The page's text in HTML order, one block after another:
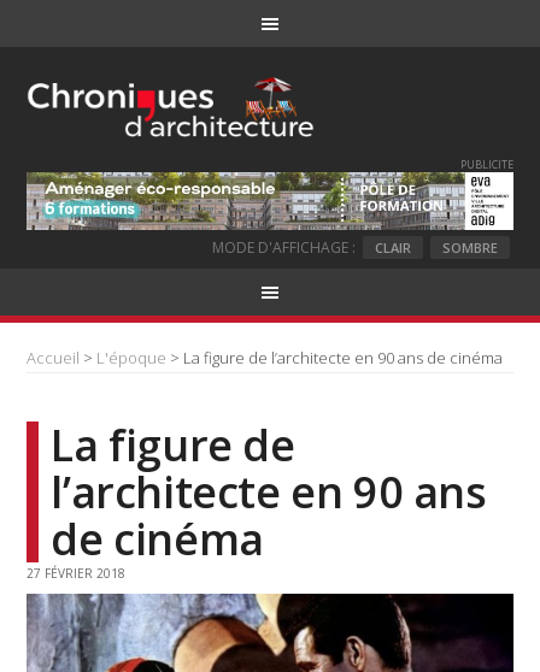
PUBLICITE
MODE D'AFFICHAGE : CLAIR SOMBRE
Accueil > L'époque > La figure de l’architecte en 90 ans de cinéma
La figure de
l’architecte en 90 ans
de cinéma
27 FÉVRIER 2018